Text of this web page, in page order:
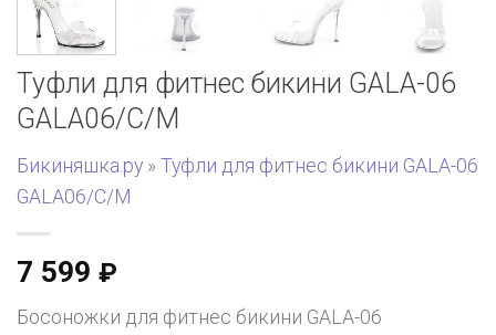
Туфли для фитнес бикини GALA-06
GALA06/C/M
Бикиняшка.ру » Туфли для фитнес бикини GALA-06
GALA06/C/M
7 599 ₽
Босоножки для фитнес бикини GALA-06